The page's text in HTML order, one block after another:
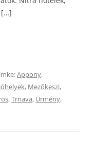
[…]
Appony,
, Mezőkeszi,
,Trnava, Ürmény,